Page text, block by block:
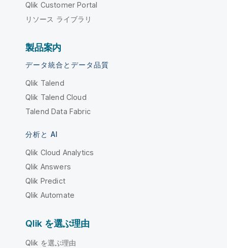
Qlik Customer Portal
リソース ライブラリ
製品案内
データ統合とデータ品質
Qlik Talend
Qlik Talend Cloud
Talend Data Fabric
分析と AI
Qlik Cloud Analytics
Qlik Answers
Qlik Predict
Qlik Automate
Qlik を選ぶ理由
Qlik を選ぶ理由